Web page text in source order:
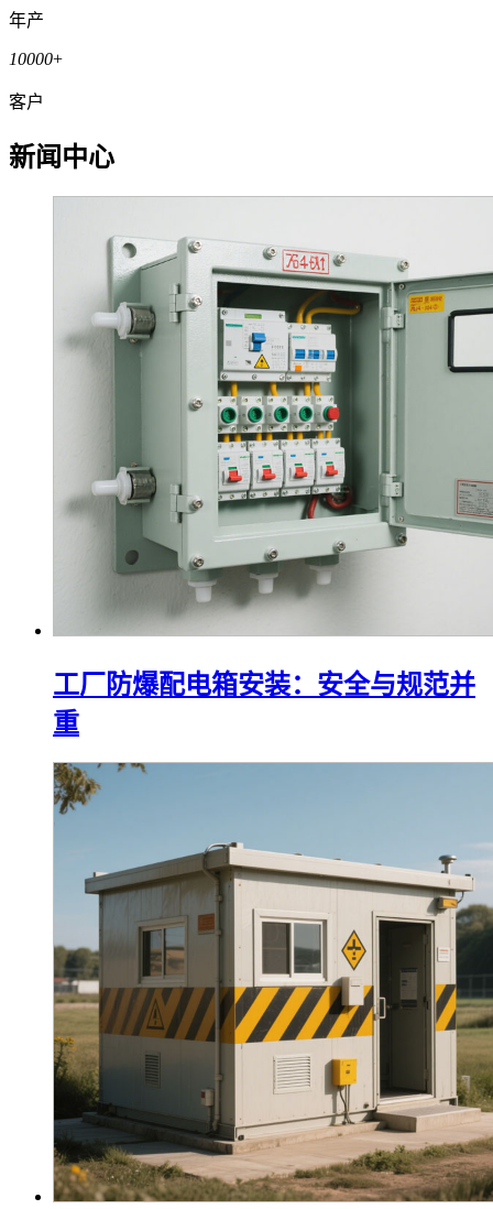
年产
10000+
客户
新闻中心
工厂防爆配电箱安装：安全与规范并
重